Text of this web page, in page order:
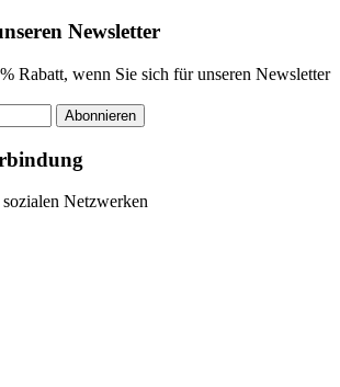
Newsletter
Rabatt, wenn Sie sich für unseren Newsletter
Abonnieren
Netzwerken